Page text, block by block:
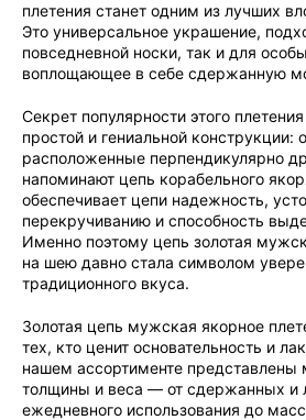
плетения станет одним из лучших
Это универсальное украшение,
повседневной носки, так и для
воплощающее в себе сдержанную
Секрет популярности этого
простой и гениальной конструкции:
расположенные перпендикулярно
напоминают цепь корабельного
обеспечивает цепи надежность,
перекручиванию и способность
Именно поэтому цепь золотая
на шею давно стала символом
традиционного вкуса.
Золотая цепь мужская якорное
тех, кто ценит основательность и
нашем ассортименте представлены
толщины и веса — от сдержанных и
ежедневного использования до